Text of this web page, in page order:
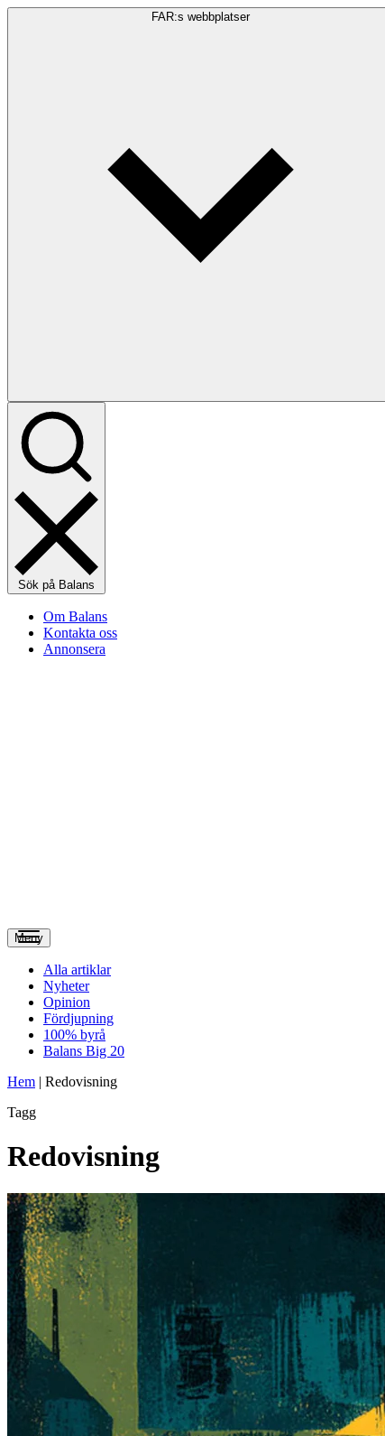
FAR:s webbplatser
Sök på Balans
Om Balans
Kontakta oss
Annonsera
Meny
Alla artiklar
Nyheter
Opinion
Fördjupning
100% byrå
Balans Big 20
Hem | Redovisning
Tagg
Redovisning